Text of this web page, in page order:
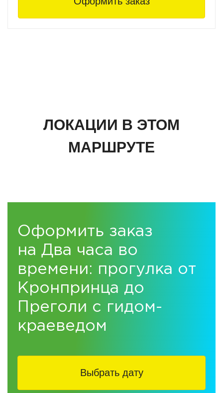
Удобную одежду и обувь
Хорошее настроение
ЛОКАЦИИ В ЭТОМ
МАРШРУТЕ
Оформить заказ
на Два часа во
времени: прогулка от
Кронпринца до
Преголи с гидом-
краеведом
Выбрать дату